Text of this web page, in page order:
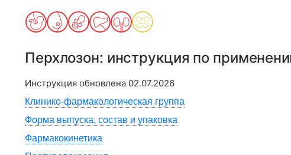
Перхлозон: инструкция по
Инструкция обновлена 02.07.2026
Клинико-фармакологическая группа
Форма выпуска, состав и упаковка
Фармакокинетика